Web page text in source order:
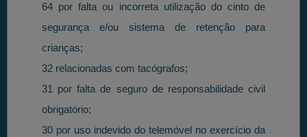
64 por falta ou incorreta utilização do cinto de
segurança e/ou sistema de retenção para
crianças;
32 relacionadas com tacógrafos;
31 por falta de seguro de responsabilidade civil
obrigatório;
30 por uso indevido do telemóvel no exercício da